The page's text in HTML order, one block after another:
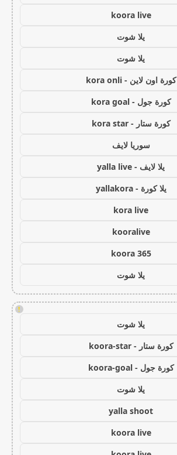
koora live
يلا شوت
يلا شوت
كورة اون لاين - kora onli
كورة جول - kora goal
كورة ستار - kora star
سوريا لايف
يلا لايف - yalla live
يلا كورة - yallakora
kora live
kooralive
koora 365
يلا شوت
!
يلا شوت
كورة ستار - koora-star
كورة جول - koora-goal
يلا شوت
yalla shoot
koora live